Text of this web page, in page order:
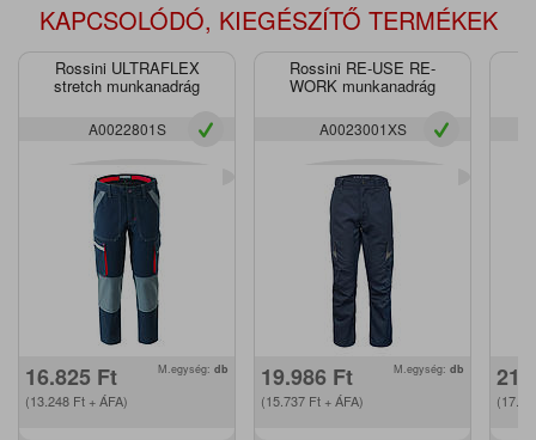
KAPCSOLÓDÓ, KIEGÉSZÍTŐ TERMÉKEK
Rossini ULTRAFLEX
stretch munkanadrág
A0022801S
16.825 Ft
(13.248 Ft + ÁFA)
M.egység: db
Rossini RE-USE RE-
WORK munkanadrág
A0023001XS
19.986 Ft
(15.737 Ft + ÁFA)
M.egység: db